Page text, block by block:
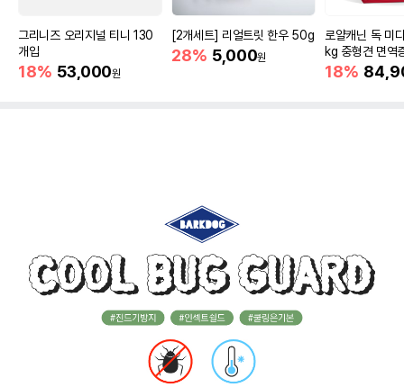
그리니즈 오리지널 티니 130
개입
18% 53,000원
[2개세트] 리얼트릿 한우 50g
28% 5,000원
로얄캐닌 독 미
kg 중형견 면역
18%